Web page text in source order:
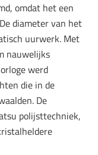
omdat het een
diameter van het
uurwerk. Met
nauwelijks
werd
die in de
De
polijsttechniek,